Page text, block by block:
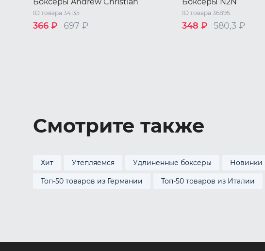
ID товара 34135
366 ₽ 697 ₽
ID товара 36895
348 ₽ 580,3 ₽
Смотрите также
Хит Утепляемся Удлиненные боксеры Новинки
Топ-50 товаров из Германии Топ-50 товаров из Италии